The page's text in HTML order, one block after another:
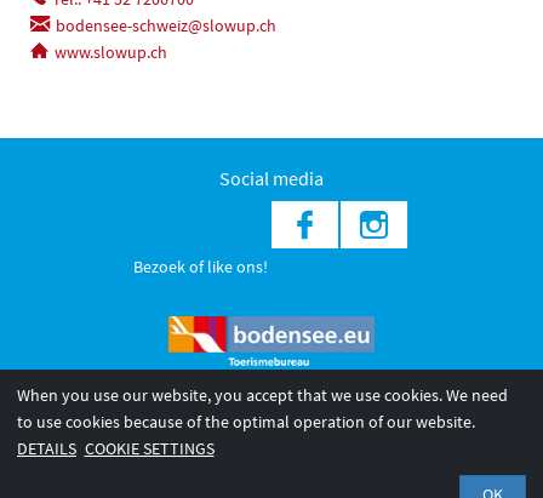
bodensee-schweiz@slowup.ch
www.slowup.ch
Social media
Bezoek of like ons!
© 2026 Internationale Bodensee Tourismus GmbH
When you use our website, you accept that we use cookies. We need
to use cookies because of the optimal operation of our website.
DETAILS COOKIE SETTINGS